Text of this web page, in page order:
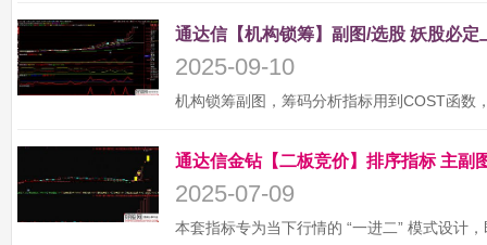
2025-09-10
2025-07-09